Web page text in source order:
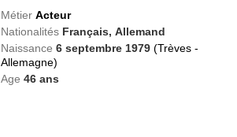
MétierActeur
Nationalités Français, Allemand
Naissance6 septembre 1979(Trèves -
Allemagne)
Age46 ans